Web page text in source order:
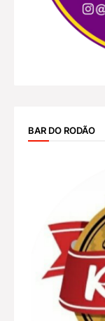
BAR DO RODÃO